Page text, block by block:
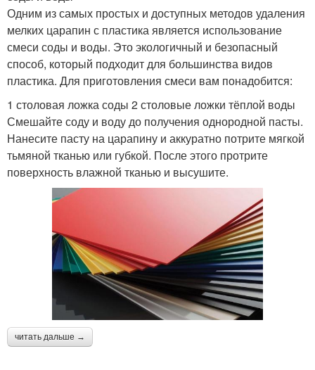
Одним из самых простых и доступных методов удаления
мелких царапин с пластика является использование
смеси соды и воды. Это экологичный и безопасный
способ, который подходит для большинства видов
пластика. Для приготовления смеси вам понадобится:
1 столовая ложка соды 2 столовые ложки тёплой воды
Смешайте соду и воду до получения однородной пасты.
Нанесите пасту на царапину и аккуратно потрите мягкой
тьмяной тканью или губкой. После этого протрите
поверхность влажной тканью и высушите.
читать дальше →